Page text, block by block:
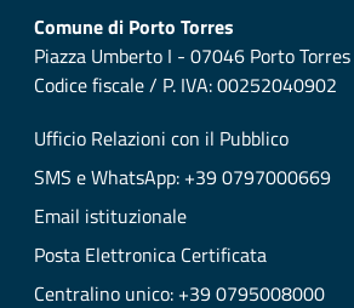
Comune di Porto Torres
Piazza Umberto I - 07046 Porto Torres
Codice fiscale / P. IVA: 00252040902
Ufficio Relazioni con il Pubblico
SMS e WhatsApp: +39 0797000669
Email istituzionale
Posta Elettronica Certificata
Centralino unico: +39 0795008000